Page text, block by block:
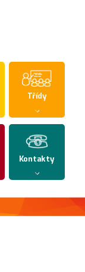
Třídy
Kontakty